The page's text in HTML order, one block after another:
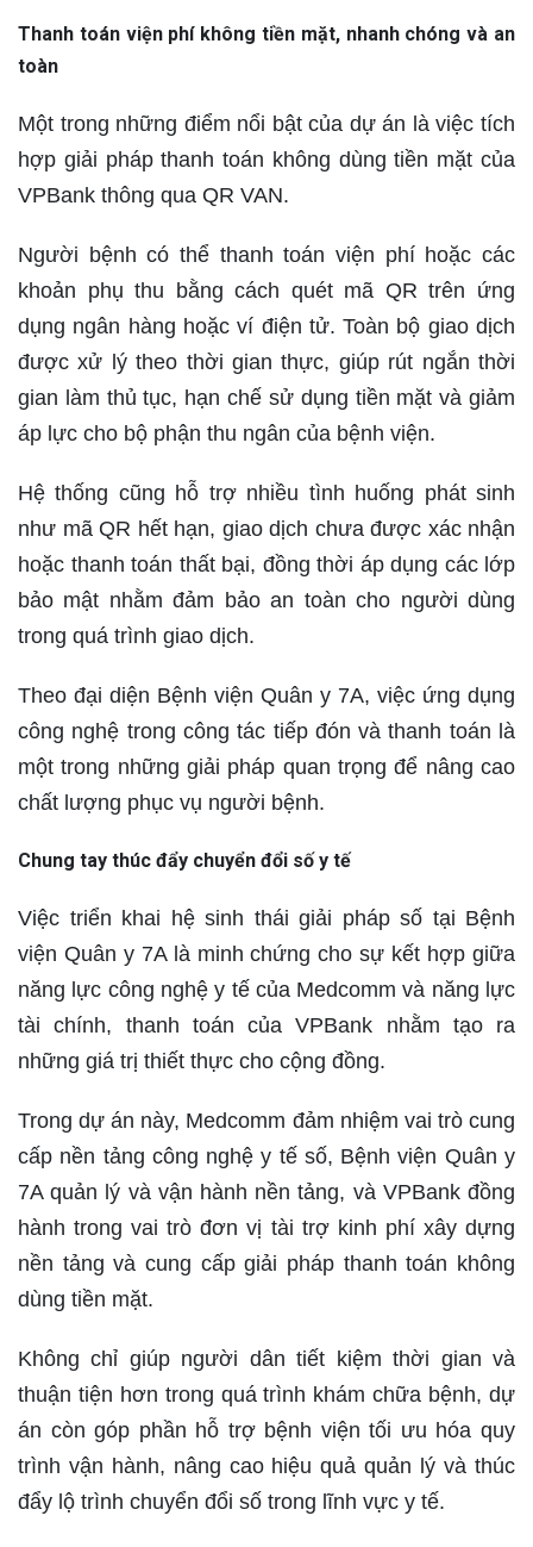
Thanh toán viện phí không tiền mặt, nhanh chóng và an
toàn
Một trong những điểm nổi bật của dự án là việc tích
hợp giải pháp thanh toán không dùng tiền mặt của
VPBank thông qua QR VAN.
Người bệnh có thể thanh toán viện phí hoặc các
khoản phụ thu bằng cách quét mã QR trên ứng
dụng ngân hàng hoặc ví điện tử. Toàn bộ giao dịch
được xử lý theo thời gian thực, giúp rút ngắn thời
gian làm thủ tục, hạn chế sử dụng tiền mặt và giảm
áp lực cho bộ phận thu ngân của bệnh viện.
Hệ thống cũng hỗ trợ nhiều tình huống phát sinh
như mã QR hết hạn, giao dịch chưa được xác nhận
hoặc thanh toán thất bại, đồng thời áp dụng các lớp
bảo mật nhằm đảm bảo an toàn cho người dùng
trong quá trình giao dịch.
Theo đại diện Bệnh viện Quân y 7A, việc ứng dụng
công nghệ trong công tác tiếp đón và thanh toán là
một trong những giải pháp quan trọng để nâng cao
chất lượng phục vụ người bệnh.
Chung tay thúc đẩy chuyển đổi số y tế
Việc triển khai hệ sinh thái giải pháp số tại Bệnh
viện Quân y 7A là minh chứng cho sự kết hợp giữa
năng lực công nghệ y tế của Medcomm và năng lực
tài chính, thanh toán của VPBank nhằm tạo ra
những giá trị thiết thực cho cộng đồng.
Trong dự án này, Medcomm đảm nhiệm vai trò cung
cấp nền tảng công nghệ y tế số, Bệnh viện Quân y
7A quản lý và vận hành nền tảng, và VPBank đồng
hành trong vai trò đơn vị tài trợ kinh phí xây dựng
nền tảng và cung cấp giải pháp thanh toán không
dùng tiền mặt.
Không chỉ giúp người dân tiết kiệm thời gian và
thuận tiện hơn trong quá trình khám chữa bệnh, dự
án còn góp phần hỗ trợ bệnh viện tối ưu hóa quy
trình vận hành, nâng cao hiệu quả quản lý và thúc
đẩy lộ trình chuyển đổi số trong lĩnh vực y tế.